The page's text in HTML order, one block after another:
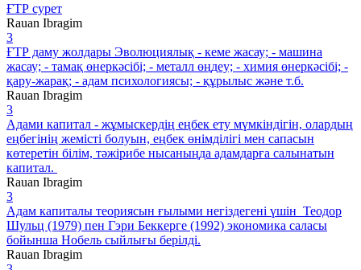
ҒТР сурет
Rauan Ibragim
3
ҒТР даму жолдары Эволюциялық - кеме жасау; - машина
жасау; - тамақ өнеркәсібі; - металл өңдеу; - химия өнеркәсібі; -
қару-жарақ; - адам психологиясы; - құрылыс және т.б.
Rauan Ibragim
3
Адами капитал - жұмыскердің еңбек ету мүмкіндігін, олардың
еңбегінің жемісті болуын, еңбек өнімділігі мен сапасын
көтеретін білім, тәжірибе нысаныңда адамдарға салынатын
капитал.
Rauan Ibragim
3
Адам капиталы теориясын ғылыми негіздегені үшін Теодор
Шульц (1979) пен Гэри Беккерге (1992) экономика саласы
бойынша Нобель сыйлығы берілді.
Rauan Ibragim